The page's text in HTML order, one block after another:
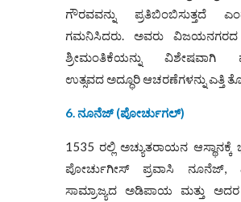
ಗೌರವವನ್ನು ಪ್ರತಿಬಿಂಬಿಸುತ್ತದೆ
ಗಮನಿಸಿದರು. ಅವರು ವಿಜಯನಗರದ
ಶ್ರೀಮಂತಿಕೆಯನ್ನು ವಿಶೇಷವಾಗಿ
ಉತ್ಸವದ ಅದ್ಧೂರಿ ಆಚರಣೆಗಳನ್ನು ಎತ್ತಿ
6. ನೂನೆಜ್ (ಪೋರ್ಚುಗಲ್)
1535 ರಲ್ಲಿ ಅಚ್ಯುತರಾಯನ
ಪೋರ್ಚುಗೀಸ್ ಪ್ರವಾಸಿ ನೂನೆಜ್,
ಸಾಮ್ರಾಜ್ಯದ ಅಡಿಪಾಯ ಮತ್ತು ಅದರ